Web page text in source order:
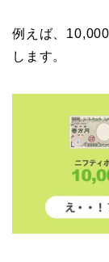
例えば、
します。